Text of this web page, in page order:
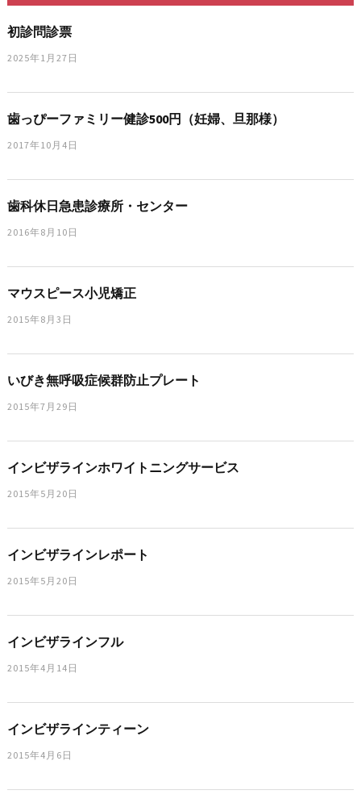
初診問診票
2025年1月27日
歯っぴーファミリー健診500円（妊婦、旦那様）
2017年10月4日
歯科休日急患診療所・センター
2016年8月10日
マウスピース小児矯正
2015年8月3日
いびき無呼吸症候群防止プレート
2015年7月29日
インビザラインホワイトニングサービス
2015年5月20日
インビザラインレポート
2015年5月20日
インビザラインフル
2015年4月14日
インビザラインティーン
2015年4月6日